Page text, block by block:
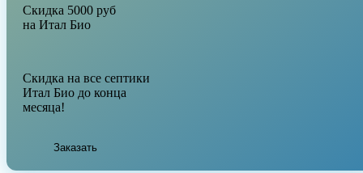
Скидка 5000 руб
на Итал Био
Скидка на все септики
Итал Био до конца
месяца!
Заказать